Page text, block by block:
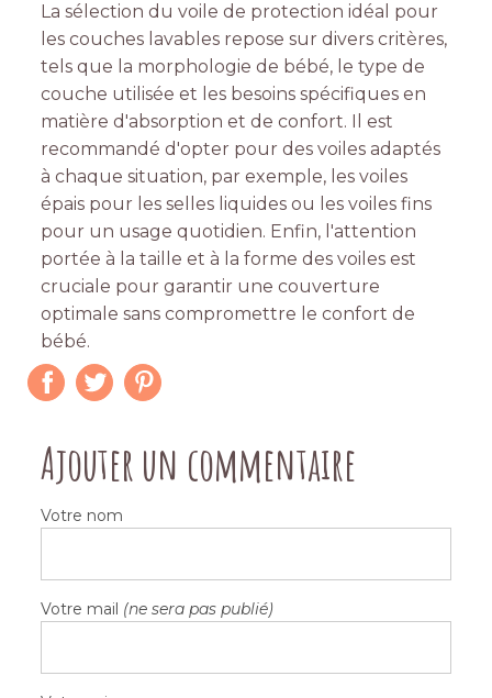
La sélection du voile de protection idéal pour
les couches lavables repose sur divers critères,
tels que la morphologie de bébé, le type de
couche utilisée et les besoins spécifiques en
matière d'absorption et de confort. Il est
recommandé d'opter pour des voiles adaptés
à chaque situation, par exemple, les voiles
épais pour les selles liquides ou les voiles fins
pour un usage quotidien. Enfin, l'attention
portée à la taille et à la forme des voiles est
cruciale pour garantir une couverture
optimale sans compromettre le confort de
bébé.
Ajouter un commentaire
Votre nom
Votre mail (ne sera pas publié)